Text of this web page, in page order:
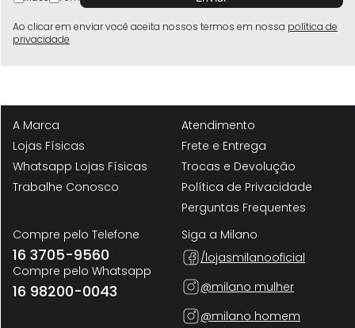
Ao clicar em enviar você aceita nossos termos em nossa
A Marca
Lojas Físicas
Whatsapp Lojas Físicas
Atendimento
Frete e Entrega
Trocas e Devolução
Política de Privacidade
Perguntas Frequentes
Compre pelo Telefone
16 3705-9560
Compre pelo Whatsapp
Siga a Milano